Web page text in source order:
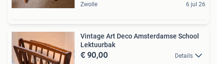
Zwolle 6 jul 26
Vintage Art Deco Amsterdamse School
Lektuurbak
€ 90,00 Details